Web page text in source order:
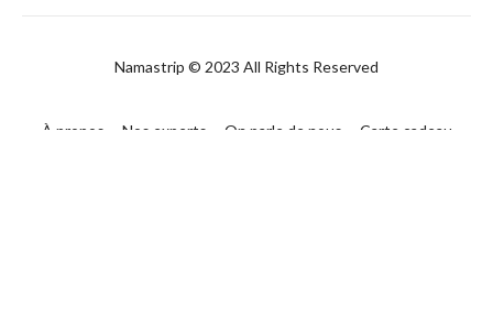
Namastrip © 2023 All Rights Reserved
À propos Nos experts On parle de nous
Carte cadeau